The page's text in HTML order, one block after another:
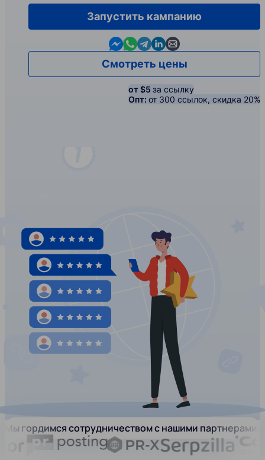
Запустить кампанию
Contact us in Messenger
Contact us in WhatsApp
Contact us in Telegram
Contact us in Linkedin
Contact us by email
Смотреть цены
от $5 за ссылку
Опт: от 300 ссылок, скидка 20%
Мы гордимся сотрудничеством с нашими партнерами: